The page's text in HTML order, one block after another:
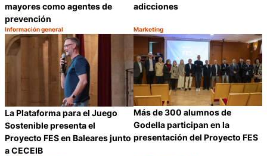
mayores como agentes de
prevención
Categoría:
Información general
Compartir
adicciones
Categoría:
Marketing
La Plataforma para el Juego
Sostenible presenta el
Proyecto FES en Baleares junto
a CECEIB
Más de 300 alumnos de
Godella participan en la
presentación del Proyecto FES